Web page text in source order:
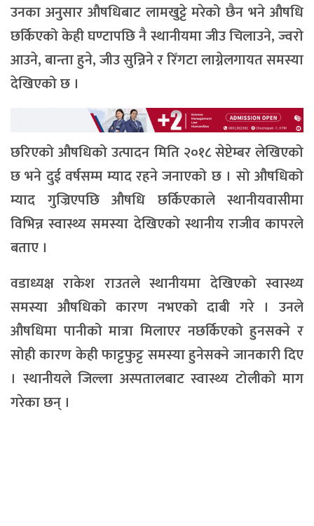
उनका अनुसार औषधिबाट लामखुट्टे मरेको छैन भने औषधि
छर्किएको केही घण्टापछि नै स्थानीयमा जीउ चिलाउने, ज्वरो
आउने, बान्ता हुने, जीउ सुन्निने र रिँगटा लाग्नेलगायत समस्या
देखिएको छ ।
छरिएको औषधिको उत्पादन मिति २०१८ सेप्टेम्बर लेखिएको
छ भने दुई वर्षसम्म म्याद रहने जनाएको छ । सो औषधिको
म्याद गुज्रिएपछि औषधि छर्किएकाले स्थानीयवासीमा
विभिन्न स्वास्थ्य समस्या देखिएको स्थानीय राजीव कापरले
बताए ।
वडाध्यक्ष राकेश राउतले स्थानीयमा देखिएको स्वास्थ्य
समस्या औषधिको कारण नभएको दाबी गरे । उनले
औषधिमा पानीको मात्रा मिलाएर नछर्किएको हुनसक्ने र
सोही कारण केही फाट्टफुट्ट समस्या हुनेसक्ने जानकारी दिए
। स्थानीयले जिल्ला अस्पतालबाट स्वास्थ्य टोलीको माग
गरेका छन् ।